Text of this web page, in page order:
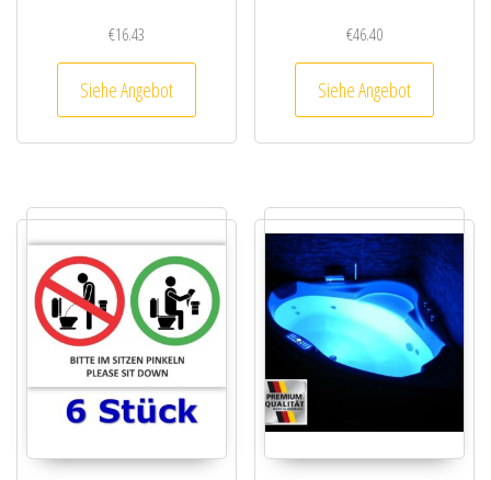
€16.43
Siehe Angebot
€46.40
Siehe Angebot